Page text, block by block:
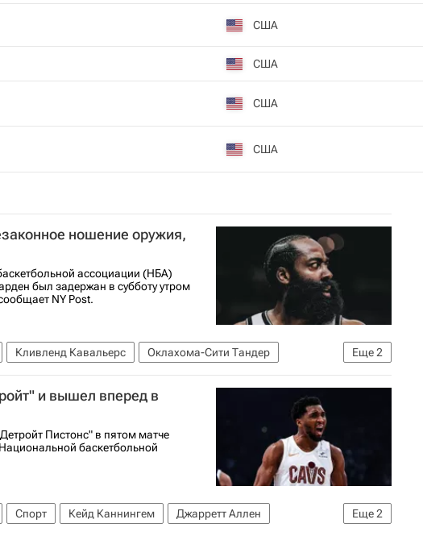
США
США
США
США
ношение оружия,
ассоциации (НБА)
был задержан в субботу утром
NY Post.
Еще2
Кливленд Кавальерс
Оклахома-Сити Тандер
и вышел вперед в
Пистонс" в пятом матче
баскетбольной
Еще2
Спорт Кейд Каннингем
Джарретт Аллен